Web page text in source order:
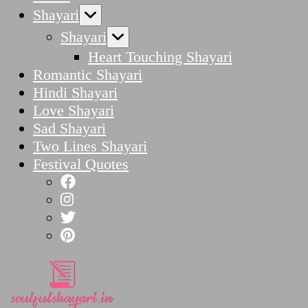
Shayari
Shayari
Heart Touching Shayari
Romantic Shayari
Hindi Shayari
Love Shayari
Sad Shayari
Two Lines Shayari
Festival Quotes